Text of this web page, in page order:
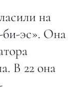
на
би-эс». Она
В 22 она